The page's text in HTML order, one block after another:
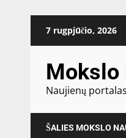
7 rugpjūčio, 2026
Mokslo
Naujienų portalas
ŠALIES MOKSLO